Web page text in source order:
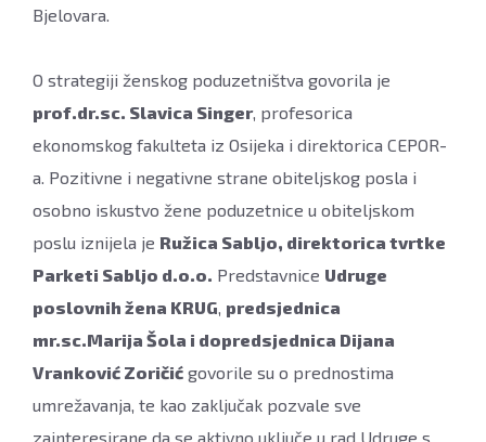
Bjelovara.
O strategiji ženskog poduzetništva govorila je
prof.dr.sc. Slavica Singer, profesorica
ekonomskog fakulteta iz Osijeka i direktorica CEPOR-
a. Pozitivne i negativne strane obiteljskog posla i
osobno iskustvo žene poduzetnice u obiteljskom
poslu iznijela je Ružica Sabljo, direktorica tvrtke
Parketi Sabljo d.o.o. Predstavnice Udruge
poslovnih žena KRUG, predsjednica
mr.sc.Marija Šola i dopredsjednica Dijana
Vranković Zoričić govorile su o prednostima
umrežavanja, te kao zaključak pozvale sve
zainteresirane da se aktivno uključe u rad Udruge s